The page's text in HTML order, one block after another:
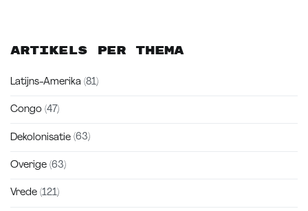
Artikels per thema
Latijns-Amerika (81)
Congo (47)
Dekolonisatie (63)
Overige (63)
Vrede (121)